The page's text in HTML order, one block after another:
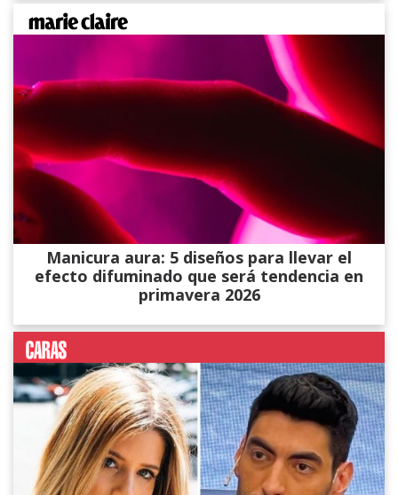
Manicura aura: 5 diseños para llevar el
efecto difuminado que será tendencia en
primavera 2026